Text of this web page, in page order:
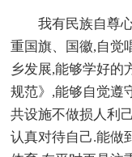
我有民族自尊
重国旗、国徽,自觉
乡发展,能够学好的
规范》,能够自觉遵
共设施不做损人利
认真对待自己.能做